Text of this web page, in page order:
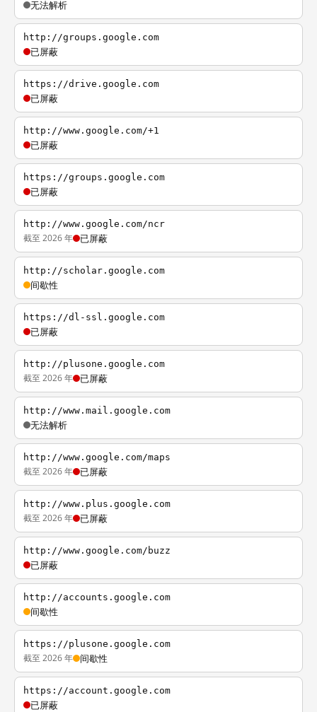
无法解析
http://groups.google.com
已屏蔽
https://drive.google.com
已屏蔽
http://www.google.com/+1
已屏蔽
https://groups.google.com
已屏蔽
http://www.google.com/ncr
截至 2026 年 已屏蔽
http://scholar.google.com
间歇性
https://dl-ssl.google.com
已屏蔽
http://plusone.google.com
截至 2026 年 已屏蔽
http://www.mail.google.com
无法解析
http://www.google.com/maps
截至 2026 年 已屏蔽
http://www.plus.google.com
截至 2026 年 已屏蔽
http://www.google.com/buzz
已屏蔽
http://accounts.google.com
间歇性
https://plusone.google.com
截至 2026 年 间歇性
https://account.google.com
已屏蔽